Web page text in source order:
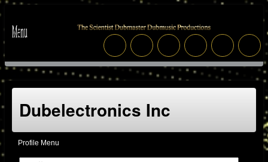
Dubelectronics Inc
Profile Menu